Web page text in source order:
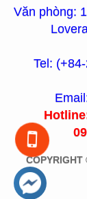
Văn phòng:
Tel:
COPYRIGHT